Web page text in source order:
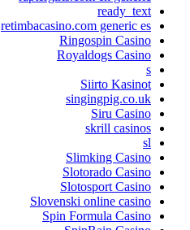
ready_text
retimbacasino.com generic es
Ringospin Casino
Royaldogs Casino
s
Siirto Kasinot
singingpig.co.uk
Siru Casino
skrill casinos
sl
Slimking Casino
Slotorado Casino
Slotosport Casino
Slovenski online casino
Spin Formula Casino